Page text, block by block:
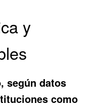
y
según datos
como